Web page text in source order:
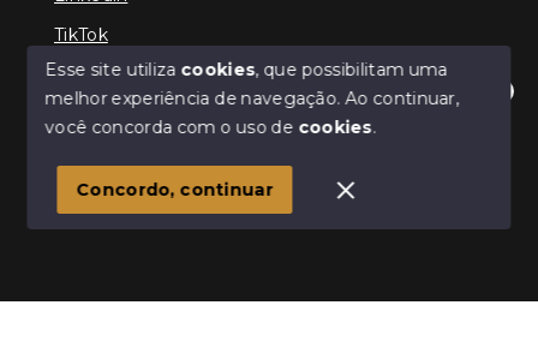
Olá! Estamos disponíveis para te ajudar.
TikTok
© Copyright 2026 - TEFE IMÓVEIS - Todos os direitos
SITE PARA IMOBILIARIA
Esse site utiliza cookies, que possibilitam uma
melhor experiência de navegação.Ao continuar,
você concorda com o uso de cookies.
Concordo, continuar